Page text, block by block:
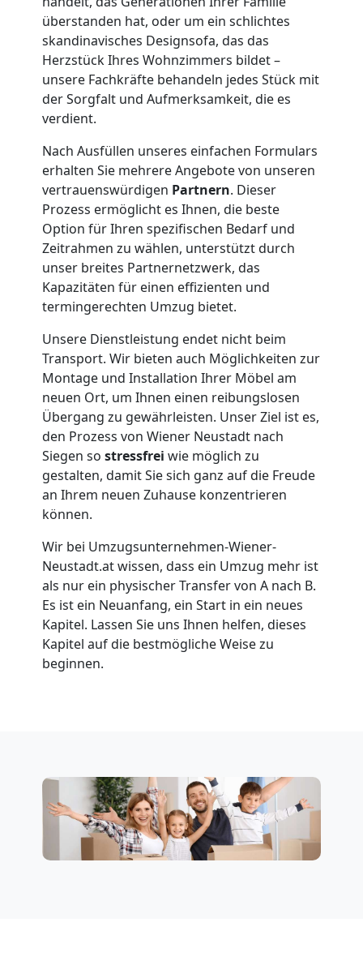
überstanden hat, oder um ein schlichtes
skandinavisches Designsofa, das das
Herzstück Ihres Wohnzimmers bildet –
unsere Fachkräfte behandeln jedes Stück mit
der Sorgfalt und Aufmerksamkeit, die es
verdient.
Nach Ausfüllen unseres einfachen Formulars
erhalten Sie mehrere Angebote von unseren
vertrauenswürdigen Partnern. Dieser
Prozess ermöglicht es Ihnen, die beste
Option für Ihren spezifischen Bedarf und
Zeitrahmen zu wählen, unterstützt durch
unser breites Partnernetzwerk, das
Kapazitäten für einen effizienten und
termingerechten Umzug bietet.
Unsere Dienstleistung endet nicht beim
Transport. Wir bieten auch Möglichkeiten zur
Montage und Installation Ihrer Möbel am
neuen Ort, um Ihnen einen reibungslosen
Übergang zu gewährleisten. Unser Ziel ist es,
den Prozess von Wiener Neustadt nach
Siegen so stressfrei wie möglich zu
gestalten, damit Sie sich ganz auf die Freude
an Ihrem neuen Zuhause konzentrieren
können.
Wir bei Umzugsunternehmen-Wiener-
Neustadt.at wissen, dass ein Umzug mehr ist
als nur ein physischer Transfer von A nach B.
Es ist ein Neuanfang, ein Start in ein neues
Kapitel. Lassen Sie uns Ihnen helfen, dieses
Kapitel auf die bestmögliche Weise zu
beginnen.
Umzug
Wiener
Neustadt
Mann
LKW
Möbellift
Wiener
Neustadt
Übersiedlung
Wiener
Neustadt
Klaviertransport
Wiener
Privatumzug
Wiener
Neustadt